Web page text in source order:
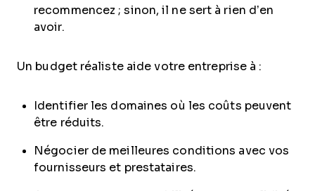
recommencez ; sinon, il ne sert à rien d’en
avoir.
Un budget réaliste aide votre entreprise à :
Identifier les domaines où les coûts peuvent
être réduits.
Négocier de meilleures conditions avec vos
fournisseurs et prestataires.